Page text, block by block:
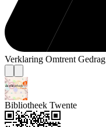
Verklaring Omtrent Gedrag
Bibliotheek Twente